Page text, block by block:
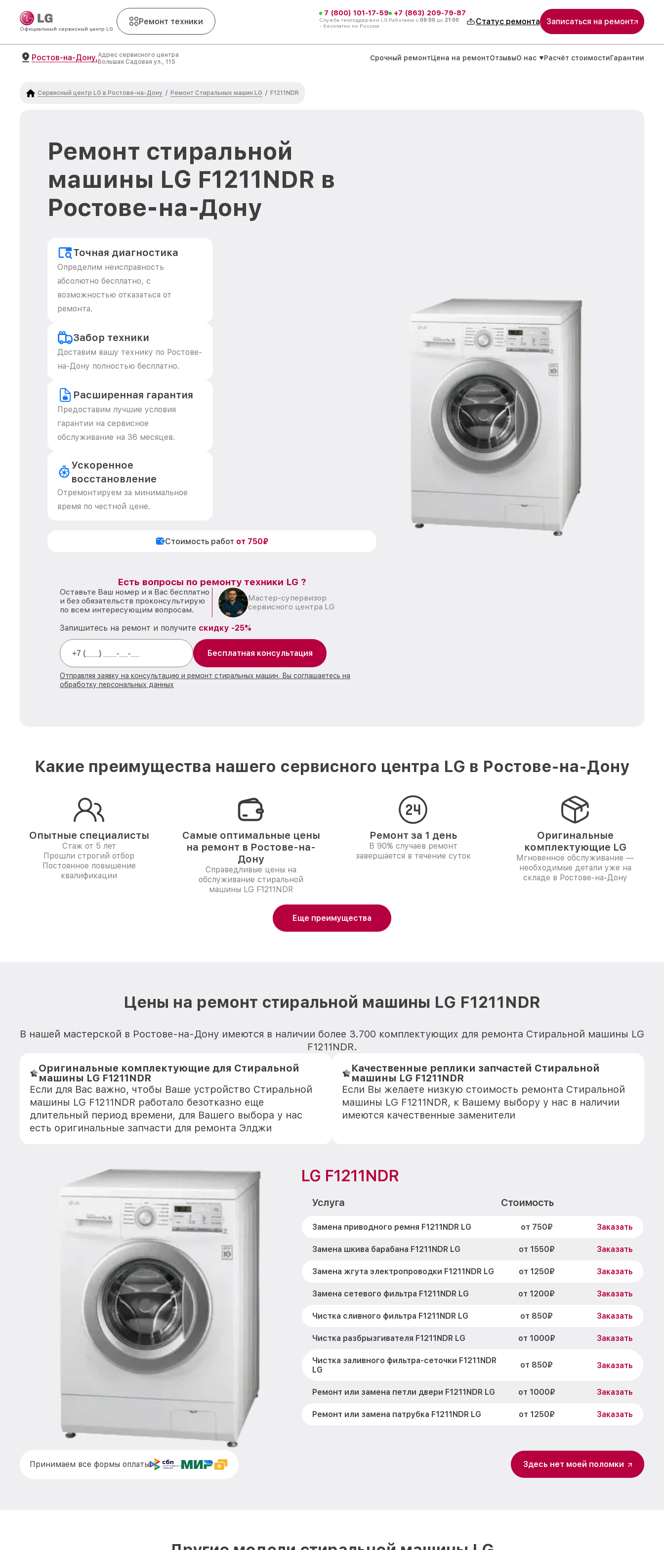
Официальный сервисный центр LG
Ремонт техники
7 (800) 101-17-59
Служба техподдержки LG
- бесплатно по России
+7 (863) 209-79-87
Работаем с 09:00 до 21:00 Статус ремонта Записаться на ремонт
Ростов-на-Дону,Адрес сервисного центра
Большая Садовая ул., 115
Срочный ремонтЦена на ремонтОтзывыО нас Расчёт стоимостиГарантии
Сервисный центр LG в Ростове-на-Дону / Ремонт Стиральных машин LG / F1211NDR
Ремонт стиральной
машины LG F1211NDR в
Ростове-на-Дону
Точная диагностика
Определим неисправность
абсолютно бесплатно, с
возможностью отказаться от
ремонта.
Забор техники
Доставим вашу технику по Ростове-
на-Дону полностью бесплатно.
Расширенная гарантия
Предоставим лучшие условия
гарантии на сервисное
обслуживание на 36 месяцев.
Ускоренное
восстановление
Отремонтируем за минимальное
время по честной цене.
Стоимость работ от 750₽
Есть вопросы по ремонту техники LG ?
Оставьте Ваш номер и я Вас бесплатно
и без обязательств проконсультирую
по всем интересующим вопросам.
Мастер-супервизор
сервисного центра LG
Запишитесь на ремонт и получите скидку -25%
Бесплатная консультация
Отправляя заявку на консультацию и ремонт стиральных машин, Вы соглашаетесь на
обработку персональных данных
Какие преимущества нашего сервисного центра LG в Ростове-на-Дону
Опытные специалисты
Стаж от 5 лет
Прошли строгий отбор
Постоянное повышение
квалификации
Самые оптимальные цены
на ремонт в Ростове-на-
Дону
Справедливые цены на
обслуживание стиральной
машины LG F1211NDR
Ремонт за 1 день
В 90% случаев ремонт
завершается в течение суток
Оригинальные
комплектующие LG
Мгновенное обслуживание —
необходимые детали уже на
складе в Ростове-на-Дону
Еще преимущества
Цены на ремонт стиральной машины LG F1211NDR
В нашей мастерской в Ростове-на-Дону имеются в наличии более 3.700 комплектующих для ремонта Стиральной машины LG
F1211NDR.
Оригинальные комплектующие для Стиральной
машины LG F1211NDR
Если для Вас важно, чтобы Ваше устройство Стиральной
машины LG F1211NDR работало безотказно еще
длительный период времени, для Вашего выбора у нас
есть оригинальные запчасти для ремонта Элджи
Качественные реплики запчастей Стиральной
машины LG F1211NDR
Если Вы желаете низкую стоимость ремонта Стиральной
машины LG F1211NDR, к Вашему выбору у нас в наличии
имеются качественные заменители
LG F1211NDR
Услуга Стоимость
Замена приводного ремня F1211NDR LG от 750₽ Заказать
Замена шкива барабана F1211NDR LG от 1550₽ Заказать
Замена жгута электропроводки F1211NDR LG от 1250₽ Заказать
Замена сетевого фильтра F1211NDR LG от 1200₽ Заказать
Чистка сливного фильтра F1211NDR LG от 850₽ Заказать
Чистка разбрызгивателя F1211NDR LG от 1000₽ Заказать
Чистка заливного фильтра-сеточки F1211NDR
LG
от 850₽ Заказать
Ремонт или замена петли двери F1211NDR LG от 1000₽ Заказать
Ремонт или замена патрубка F1211NDR LG от 1250₽ Заказать
от 3450₽ Заказать
Принимаем все формы оплаты Здесь нет моей поломки